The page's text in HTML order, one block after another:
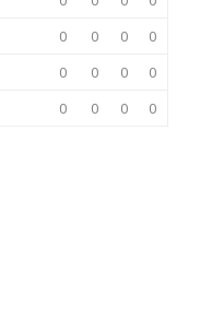
0 0 0
0
0 0 0
0
0 0 0 0